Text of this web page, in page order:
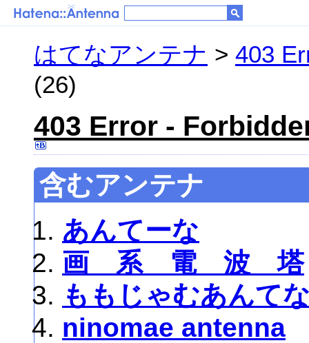
はてなアンテナ > 403
(26)
403 Error -
含むアンテナ
あんてーな
画 系 電 波 塔
ももじゃむあんて
ninomae antenna